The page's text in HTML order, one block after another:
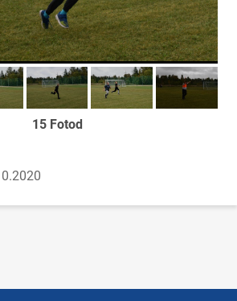
fookusesse
Too foto fookusesseToo foto fookusesse
Too foto
15 Fotod